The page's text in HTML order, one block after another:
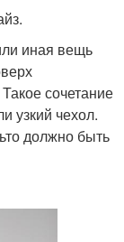
иная вещь
сочетание
узкий чехол.
должно быть